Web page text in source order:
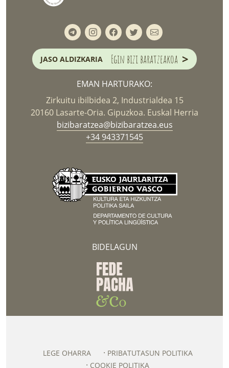
JASO ALDIZKARIA Egin bizi baratzeakoa >
EMAN HARTURAKO:
Zirkuitu ibilbidea 2, Industrialdea 15
20160 Lasarte-Oria. Gipuzkoa. Euskal Herria
bizibaratzea@bizibaratzea.eus
+34 943371545
BIDELAGUN
LEGE OHARRA
PRIBATUTASUN POLITIKA
COOKIE POLITIKA